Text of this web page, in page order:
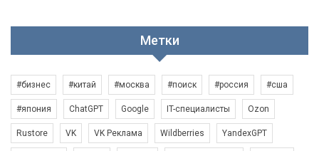
Метки
#бизнес #китай #москва #поиск #россия #сша
#япония ChatGPT Google IT-специалисты Ozon
Rustore VK VK Реклама Wildberries YandexGPT